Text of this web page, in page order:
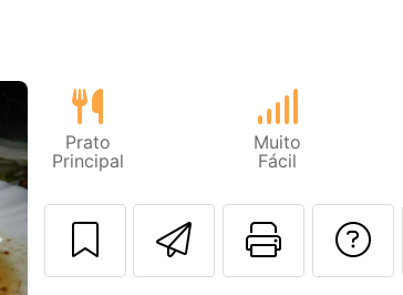
Prato
Principal
Muito
Fácil
Enviar esta